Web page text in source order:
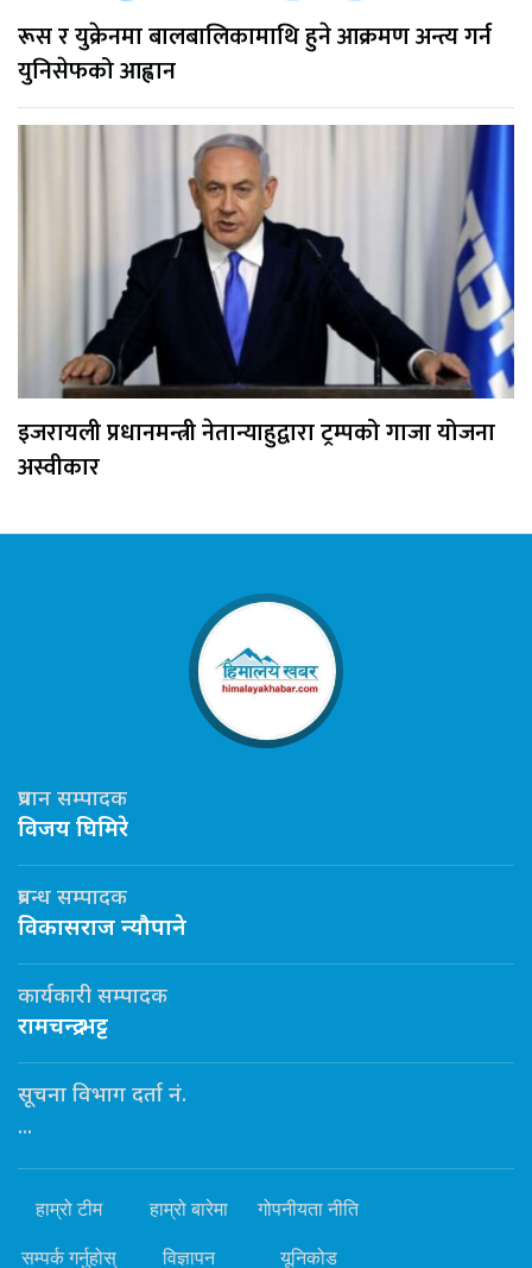
रूस र युक्रेनमा बालबालिकामाथि हुने आक्रमण अन्त्य गर्न
युनिसेफको आह्वान
इजरायली प्रधानमन्त्री नेतान्याहुद्वारा ट्रम्पको गाजा योजना
अस्वीकार
प्रधान सम्पादक
विजय घिमिरे
प्रबन्ध सम्पादक
विकासराज न्यौपाने
कार्यकारी सम्पादक
रामचन्द्र भट्ट
सूचना विभाग दर्ता नं.
...
हाम्रो टीम हाम्रो बारेमा गोपनीयता नीति
सम्पर्क गर्नुहोस् विज्ञापन यूनिकोड